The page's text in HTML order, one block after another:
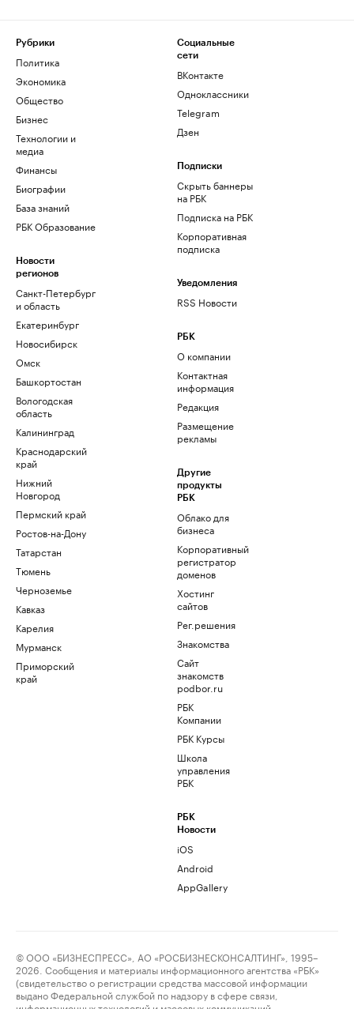
Рубрики
Политика
Экономика
Общество
Бизнес
Технологии и
медиа
Финансы
Биографии
База знаний
РБК Образование
Новости
регионов
Санкт-Петербург
и область
Екатеринбург
Новосибирск
Омск
Башкортостан
Вологодская
область
Калининград
Краснодарский
край
Нижний
Новгород
Пермский край
Ростов-на-Дону
Татарстан
Тюмень
Черноземье
Кавказ
Карелия
Мурманск
Приморский
край
Социальные
сети
ВКонтакте
Одноклассники
Telegram
Дзен
Подписки
Скрыть баннеры
на РБК
Подписка на РБК
Корпоративная
подписка
Уведомления
RSS Новости
РБК
О компании
Контактная
информация
Редакция
Размещение
рекламы
Другие
продукты
РБК
Облако для
бизнеса
Корпоративный
регистратор
доменов
Хостинг
сайтов
Рег.решения
Знакомства
Сайт
знакомств
podbor.ru
РБК
Компании
РБК Курсы
Школа
управления
РБК
РБК
Новости
iOS
Android
AppGallery
© ООО «БИЗНЕСПРЕСС», АО «РОСБИЗНЕСКОНСАЛТИНГ», 1995–
2026. Сообщения и материалы информационного агентства «РБК»
(свидетельство о регистрации средства массовой информации
выдано Федеральной службой по надзору в сфере связи,